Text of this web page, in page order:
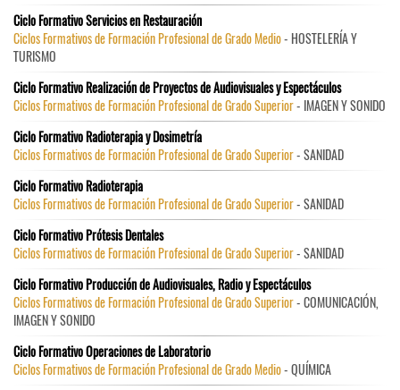
Ciclo Formativo Servicios en Restauración
Ciclos Formativos de Formación Profesional de Grado Medio- HOSTELERÍA Y
TURISMO
Ciclo Formativo Realización de Proyectos de Audiovisuales y Espectáculos
Ciclos Formativos de Formación Profesional de Grado Superior- IMAGEN Y SONIDO
Ciclo Formativo Radioterapia y Dosimetría
Ciclos Formativos de Formación Profesional de Grado Superior- SANIDAD
Ciclo Formativo Radioterapia
Ciclos Formativos de Formación Profesional de Grado Superior- SANIDAD
Ciclo Formativo Prótesis Dentales
Ciclos Formativos de Formación Profesional de Grado Superior- SANIDAD
Ciclo Formativo Producción de Audiovisuales, Radio y Espectáculos
Ciclos Formativos de Formación Profesional de Grado Superior- COMUNICACIÓN,
IMAGEN Y SONIDO
Ciclo Formativo Operaciones de Laboratorio
Ciclos Formativos de Formación Profesional de Grado Medio- QUÍMICA